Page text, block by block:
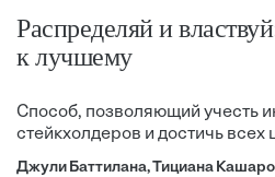
Распределяй и
к лучшему
Способ, позволяющий учесть
стейкхолдеров и достичь всех
Джули Баттилана, Тициана Кашаро